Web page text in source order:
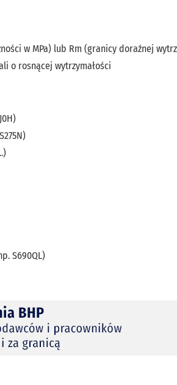
w MPa) lub Rm (granicy doraźnej
o rosnącej wytrzymałości
S690QL)